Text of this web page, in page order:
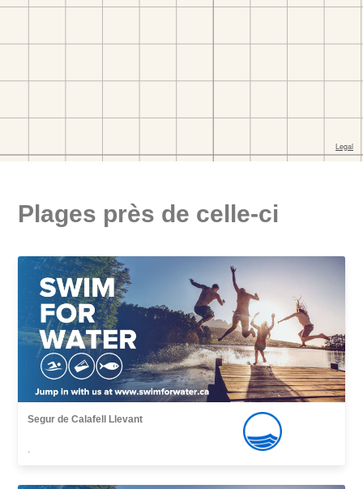
Plages près de celle-ci
Segur de Calafell Llevant
,